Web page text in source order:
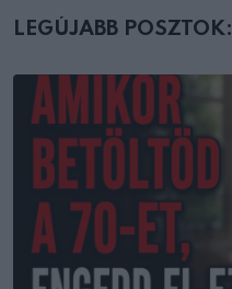
LEGÚJABB POSZTOK: